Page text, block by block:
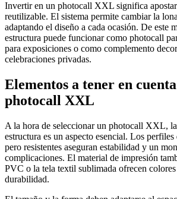
Invertir en un photocall XXL significa
reutilizable. El sistema permite cambiar la
adaptando el diseño a cada ocasión. De este
estructura puede funcionar como photocall
para exposiciones o como complemento
celebraciones privadas.
Elementos a tener en
photocall XXL
A la hora de seleccionar un photocall XXL,
estructura es un aspecto esencial. Los
pero resistentes aseguran estabilidad y un
complicaciones. El material de impresión
PVC o la tela textil sublimada ofrecen
durabilidad.